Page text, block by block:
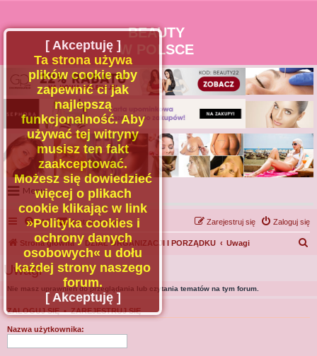
BEAUTY
W POLSCE
Menu
Portal
Facebook
Regulamin
Zapytaj administratora
Kontakt
FAQ Kontakt z nami Zaloguj się
Zarejestruj się
Strona główna DZIAŁ ORGANIZACJI I PORZĄDKU Uwagi
Uwagi
Nie masz uprawnień do przeglądania lub czytania tematów na tym forum.
ZALOGUJ SIĘ•ZAREJESTRUJ SIĘ
Nazwa użytkownika:
[ Akceptuję ]
Ta strona używa
plików cookie aby
zapewnić ci jak
najlepszą
funkcjonalność. Aby
używać tej witryny
musisz ten fakt
zaakceptować.
Możesz się dowiedzieć
więcej o plikach
cookie klikając w link
»Polityka cookies i
ochrony danych
osobowych« u dołu
każdej strony naszego
forum.
[ Akceptuję ]